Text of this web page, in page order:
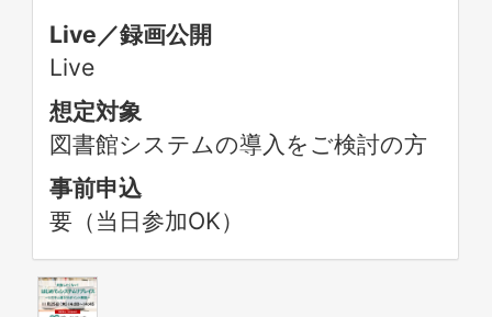
Live／録画公開
Live
想定対象
図書館システムの導入をご検討の方
事前申込
要（当日参加OK）